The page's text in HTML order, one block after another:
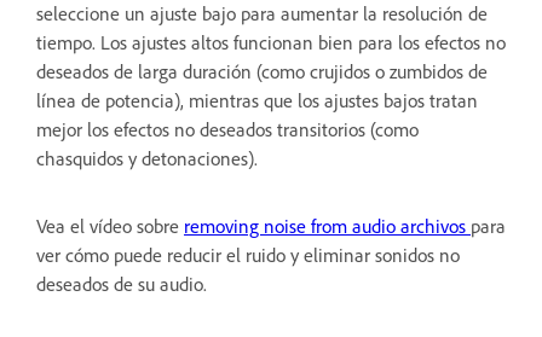
seleccione un ajuste bajo para aumentar la resolución de
tiempo. Los ajustes altos funcionan bien para los efectos no
deseados de larga duración (como crujidos o zumbidos de
línea de potencia), mientras que los ajustes bajos tratan
mejor los efectos no deseados transitorios (como
chasquidos y detonaciones).
Vea el vídeo sobre removing noise from audio archivos para
ver cómo puede reducir el ruido y eliminar sonidos no
deseados de su audio.